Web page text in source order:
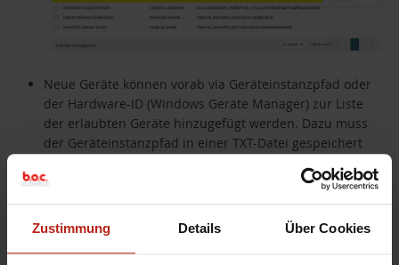
Zustimmung Details Über Cookies
Neue Geräte können vorab via Geräteinstanzpfad oder
der Hardware-ID (Windows Geräte Manager) zur Liste
der erlaubten Geräte hinzugefügt werden. Dazu muss
der Geräteinstanzpfad in einer TXT-Datei gespeichert